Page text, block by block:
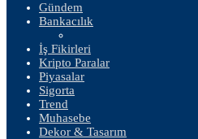
Gündem
Bankacılık
İş Fikirleri
Kripto Paralar
Piyasalar
Sigorta
Trend
Muhasebe
Dekor & Tasarım